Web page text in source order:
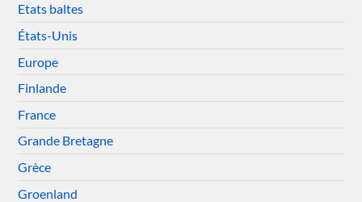
Etats baltes
États-Unis
Europe
Finlande
France
Grande Bretagne
Grèce
Groenland